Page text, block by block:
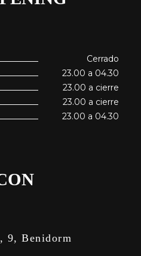
Cerrado
23.00 a 04.30
23.00 a cierre
23.00 a cierre
23.00 a 04.30
9, Benidorm